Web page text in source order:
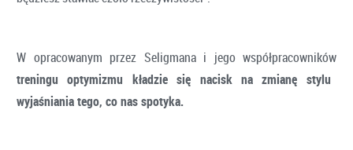
W opracowanym przez Seligmana i jego współpracowników
treningu optymizmu kładzie się nacisk na zmianę stylu
wyjaśniania tego, co nas spotyka.